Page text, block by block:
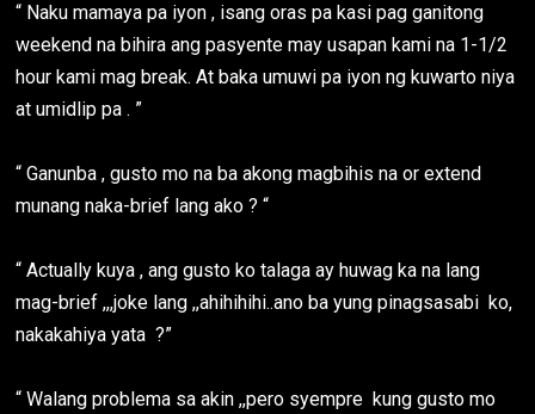
“ Naku mamaya pa iyon , isang oras pa kasi pag ganitong
weekend na bihira ang pasyente may usapan kami na 1-1/2
hour kami mag break. At baka umuwi pa iyon ng kuwarto niya
at umidlip pa . ”
“ Ganunba , gusto mo na ba akong magbihis na or extend
munang naka-brief lang ako ? “
“ Actually kuya , ang gusto ko talaga ay huwag ka na lang
mag-brief ,,,joke lang ,,ahihihihi..ano ba yung pinagsasabi ko,
nakakahiya yata ?”
“ Walang problema sa akin ,,pero syempre kung gusto mo